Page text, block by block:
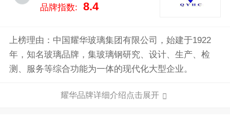
品牌指数: 8.4
上榜理由：中国耀华玻璃集团有限公司，始建于1922
年，知名玻璃品牌，集玻璃钢研究、设计、生产、检
测、服务等综合功能为一体的现代化大型企业。
耀华品牌详细介绍点击展开